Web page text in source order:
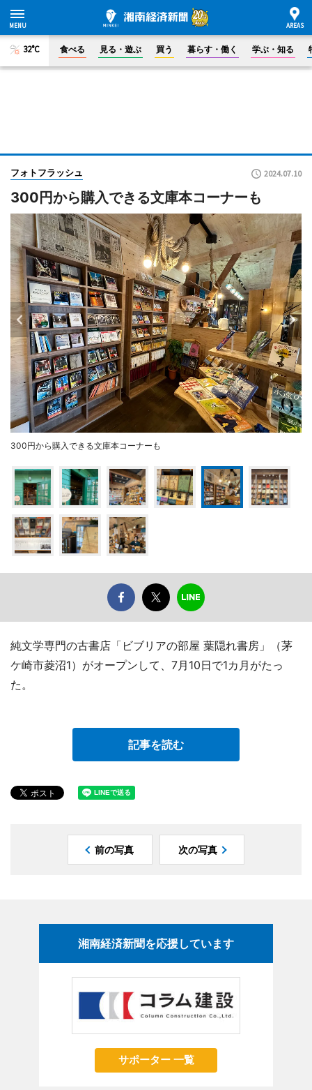
32°C 食べる 見る・遊ぶ 買う 暮らす・働く 学ぶ・知る
フォトフラッシュ 2024.07.10
300円から購入できる文庫本コーナーも
300円から購入できる文庫本コーナーも
純文学専門の古書店「ビブリアの部屋 葉隠れ書房」（茅
ケ崎市菱沼1）がオープンして、7月10日で1カ月がたっ
た。
記事を読む
前の写真 次の写真
湘南経済新聞を応援しています
サポーター 一覧